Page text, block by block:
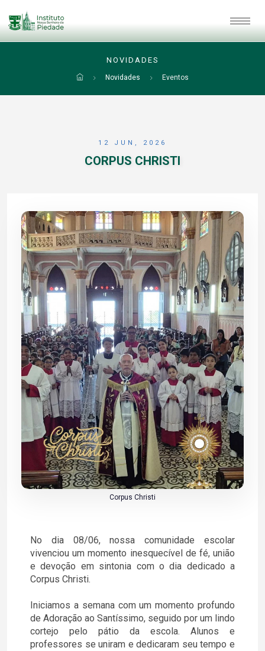
NOVIDADES
Novidades Eventos
12 JUN, 2026
CORPUS CHRISTI
Corpus Christi
No dia 08/06, nossa comunidade escolar
vivenciou um momento inesquecível de fé, união
e devoção em sintonia com o dia dedicado a
Corpus Christi.
Iniciamos a semana com um momento profundo
de Adoração ao Santíssimo, seguido por um lindo
cortejo pelo pátio da escola. Alunos e
professores se uniram e dedicaram seu tempo e